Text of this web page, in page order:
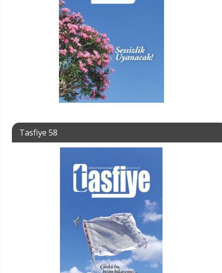
Tasfiye 58